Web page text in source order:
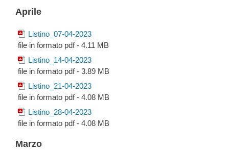
Aprile
Listino_07-04-2023
file in formato pdf - 4.11 MB
Listino_14-04-2023
file in formato pdf - 3.89 MB
Listino_21-04-2023
file in formato pdf - 4.08 MB
Listino_28-04-2023
file in formato pdf - 4.08 MB
Marzo